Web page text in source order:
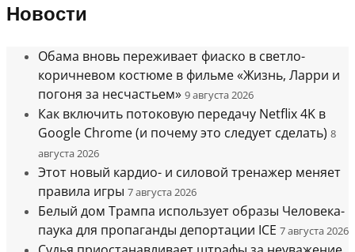
Новости
Обама вновь переживает фиаско в светло-
коричневом костюме в фильме «Жизнь, Ларри и
погоня за несчастьем» 9 августа 2026
Как включить потоковую передачу Netflix 4K в
Google Chrome (и почему это следует сделать) 8
августа 2026
Этот новый кардио- и силовой тренажер меняет
правила игры 7 августа 2026
Белый дом Трампа использует образы Человека-
паука для пропаганды депортации ICE 7 августа 2026